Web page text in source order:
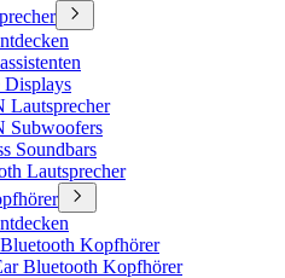
Displays
Subwoofers
Soundbars
Lautsprecher
Kopfhörer
Bluetooth Kopfhörer